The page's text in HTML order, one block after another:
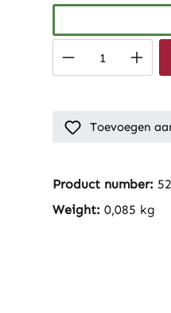
Product
Toevoegen
Product number:
Weight: 0,085 kg